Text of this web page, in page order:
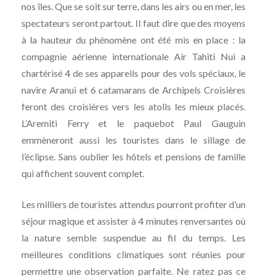
nos îles. Que se soit sur terre, dans les airs ou en mer, les
spectateurs seront partout. Il faut dire que des moyens
à la hauteur du phénomène ont été mis en place : la
compagnie aérienne internationale Air Tahiti Nui a
chartérisé 4 de ses appareils pour des vols spéciaux, le
navire Aranui et 6 catamarans de Archipels Croisières
feront des croisières vers les atolls les mieux placés.
L’Aremiti Ferry et le paquebot Paul Gauguin
emmèneront aussi les touristes dans le sillage de
l’éclipse. Sans oublier les hôtels et pensions de famille
qui affichent souvent complet.
Les milliers de touristes attendus pourront profiter d’un
séjour magique et assister à 4 minutes renversantes où
la nature semble suspendue au fil du temps. Les
meilleures conditions climatiques sont réunies pour
permettre une observation parfaite. Ne ratez pas ce